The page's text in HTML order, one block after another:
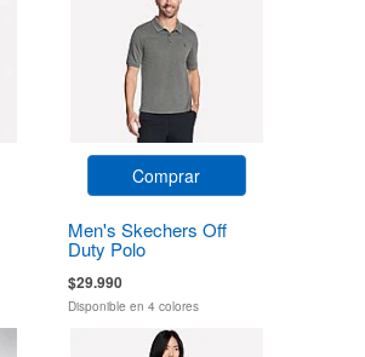
Comprar
Men's Skechers Off
Duty Polo
$29.990
Disponible en 4 colores